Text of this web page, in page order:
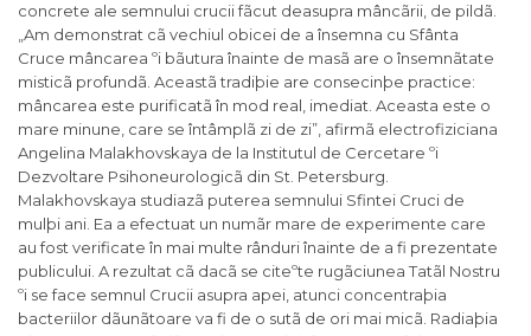
concrete ale semnului crucii fãcut deasupra mâncãrii, de pildã.
„Am demonstrat cã vechiul obicei de a însemna cu Sfânta
Cruce mâncarea ºi bãutura înainte de masã are o însemnãtate
misticã profundã. Aceastã tradiþie are consecinþe practice:
mâncarea este purificatã în mod real, imediat. Aceasta este o
mare minune, care se întâmplã zi de zi”, afirmã electrofiziciana
Angelina Malakhovskaya de la Institutul de Cercetare ºi
Dezvoltare Psihoneurologicã din St. Petersburg.
Malakhovskaya studiazã puterea semnului Sfintei Cruci de
mulþi ani. Ea a efectuat un numãr mare de experimente care
au fost verificate în mai multe rânduri înainte de a fi prezentate
publicului. A rezultat cã dacã se citeºte rugãciunea Tatãl Nostru
ºi se face semnul Crucii asupra apei, atunci concentraþia
bacteriilor dãunãtoare va fi de o sutã de ori mai micã. Radiaþia